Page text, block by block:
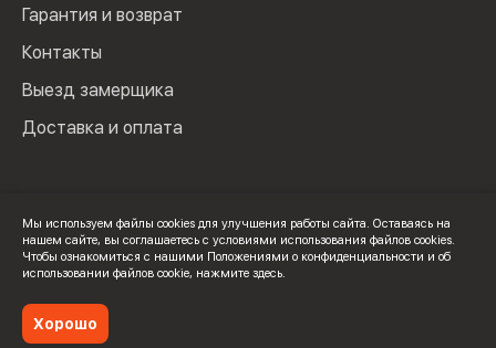
Гарантия и возврат
Контакты
Выезд замерщика
Доставка и оплата
© 2024 Мир Ковролина. ИП Зверев Максим Ильич. ИНН:
100502600325
Мы используем файлы cookies для улучшения работы сайта. Оставаясь на
нашем сайте, вы соглашаетесь с условиями использования файлов cookies.
Чтобы ознакомиться с нашими Положениями о конфиденциальности и об
использовании файлов cookie, нажмите здесь.
Хорошо